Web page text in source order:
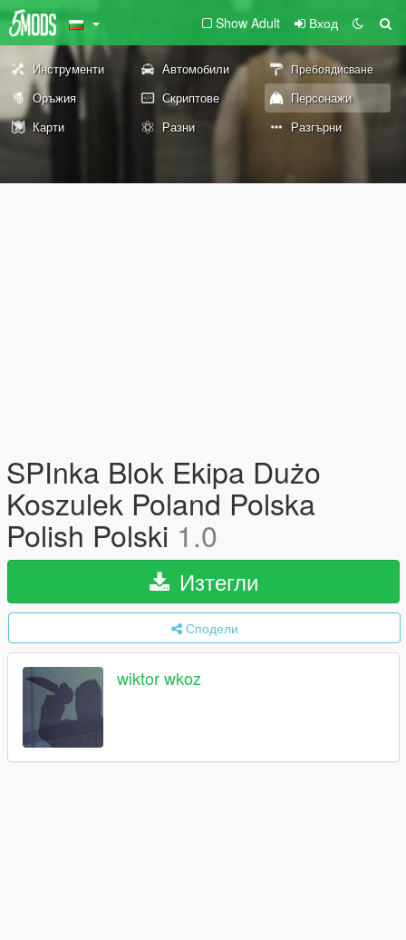
Show Adult Вход
Инструменти Автомобили Пребоядисване
Оръжия Скриптове
Персонажи
Карти
Разни Разгърни
SPInka Blok Ekipa Dużo
Koszulek Poland Polska
Polish Polski 1.0
Изтегли
Сподели
wiktor wkoz